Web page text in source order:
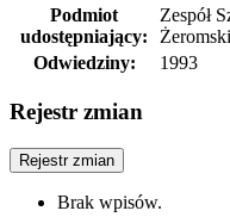
Podmiot
udostępniający:
Zespół
Odwiedziny:
1993
Rejestr zmian
Rejestr zmian
Brak wpisów.